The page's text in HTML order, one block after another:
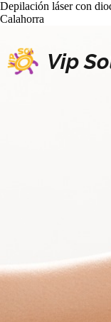
Depilación láser con
Calahorra
Vip